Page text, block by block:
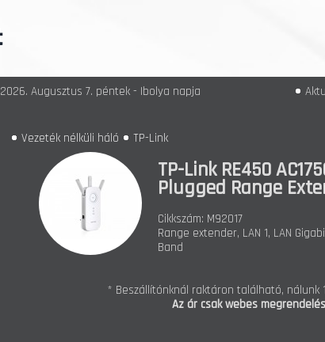
2026. Augusztus 7. péntek - Ibolya napja
Vezeték nélküli háló TP-Link
TP-Link RE450
Plugged Range
Cikkszám: M92017
Range extender, LAN 1, LAN
Band
* Beszállítónknál raktáron található, nálunk
Az ár csak webes